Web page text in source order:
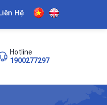
Hệ
Hotline
1900277297